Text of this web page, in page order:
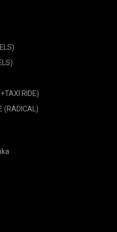
RIDE)
(RADICAL)